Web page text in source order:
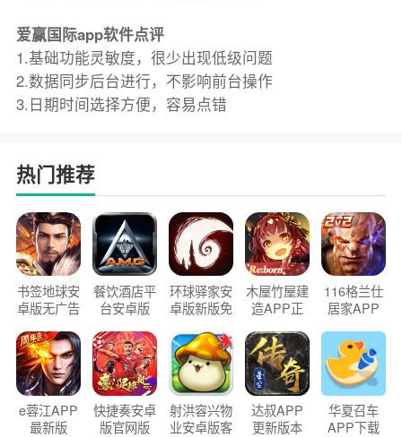
爱赢国际app软件点评
1.基础功能灵敏度，很少出现低级问题
2.数据同步后台进行，不影响前台操作
3.日期时间选择方便，容易点错
热门推荐
书签地球安
卓版无广告
餐饮酒店平
台安卓版
环球驿家安
卓版新版免
木屋竹屋建
造APP正
116格兰仕
居家APP
e蓉江APP
最新版
快捷奏安卓
版官网版
射洪容兴物
业安卓版客
达叔APP
更新版本
华夏召车
APP下载